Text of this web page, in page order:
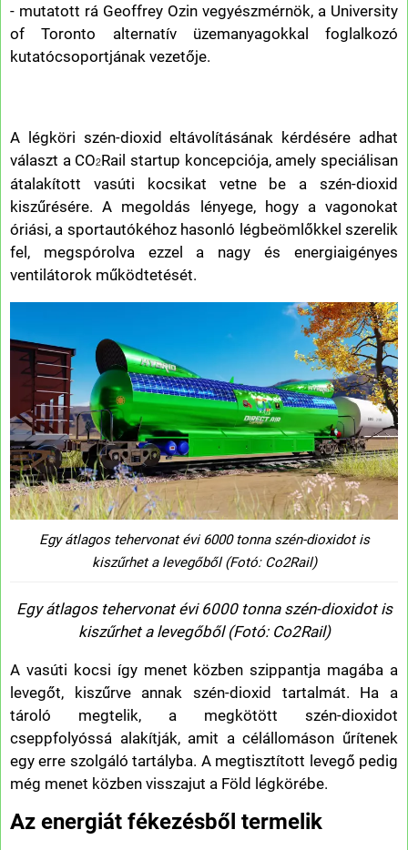
- mutatott rá Geoffrey Ozin vegyészmérnök, a University
of Toronto alternatív üzemanyagokkal foglalkozó
kutatócsoportjának vezetője.
A légköri szén-dioxid eltávolításának kérdésére adhat
választ a CO2Rail startup koncepciója, amely speciálisan
átalakított vasúti kocsikat vetne be a szén-dioxid
kiszűrésére. A megoldás lényege, hogy a vagonokat
óriási, a sportautókéhoz hasonló légbeömlőkkel szerelik
fel, megspórolva ezzel a nagy és energiaigényes
ventilátorok működtetését.
Egy átlagos tehervonat évi 6000 tonna szén-dioxidot is
kiszűrhet a levegőből (Fotó: Co2Rail)
Egy átlagos tehervonat évi 6000 tonna szén-dioxidot is
kiszűrhet a levegőből (Fotó: Co2Rail)
A vasúti kocsi így menet közben szippantja magába a
levegőt, kiszűrve annak szén-dioxid tartalmát. Ha a
tároló megtelik, a megkötött szén-dioxidot
cseppfolyóssá alakítják, amit a célállomáson űrítenek
egy erre szolgáló tartályba. A megtisztított levegő pedig
még menet közben visszajut a Föld légkörébe.
Az energiát fékezésből termelik